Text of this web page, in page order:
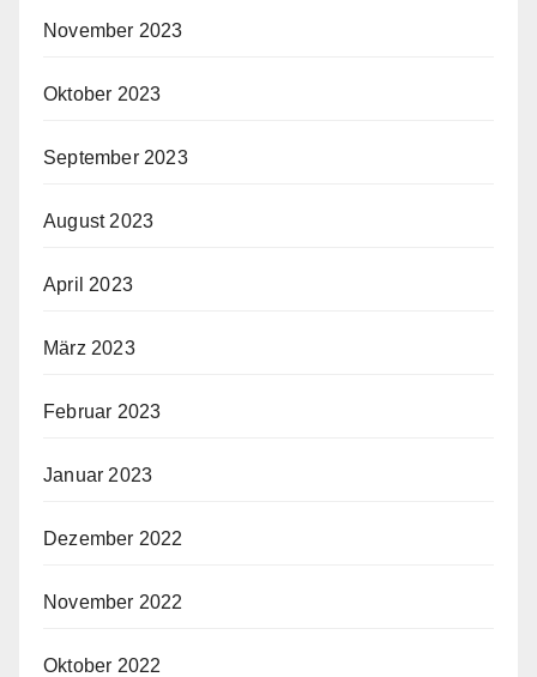
November 2023
Oktober 2023
September 2023
August 2023
April 2023
März 2023
Februar 2023
Januar 2023
Dezember 2022
November 2022
Oktober 2022